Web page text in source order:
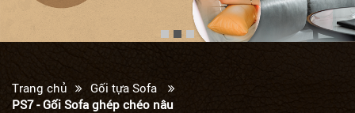
Trang chủ
Gối tựa Sofa
PS7 - Gối Sofa ghép chéo nâu